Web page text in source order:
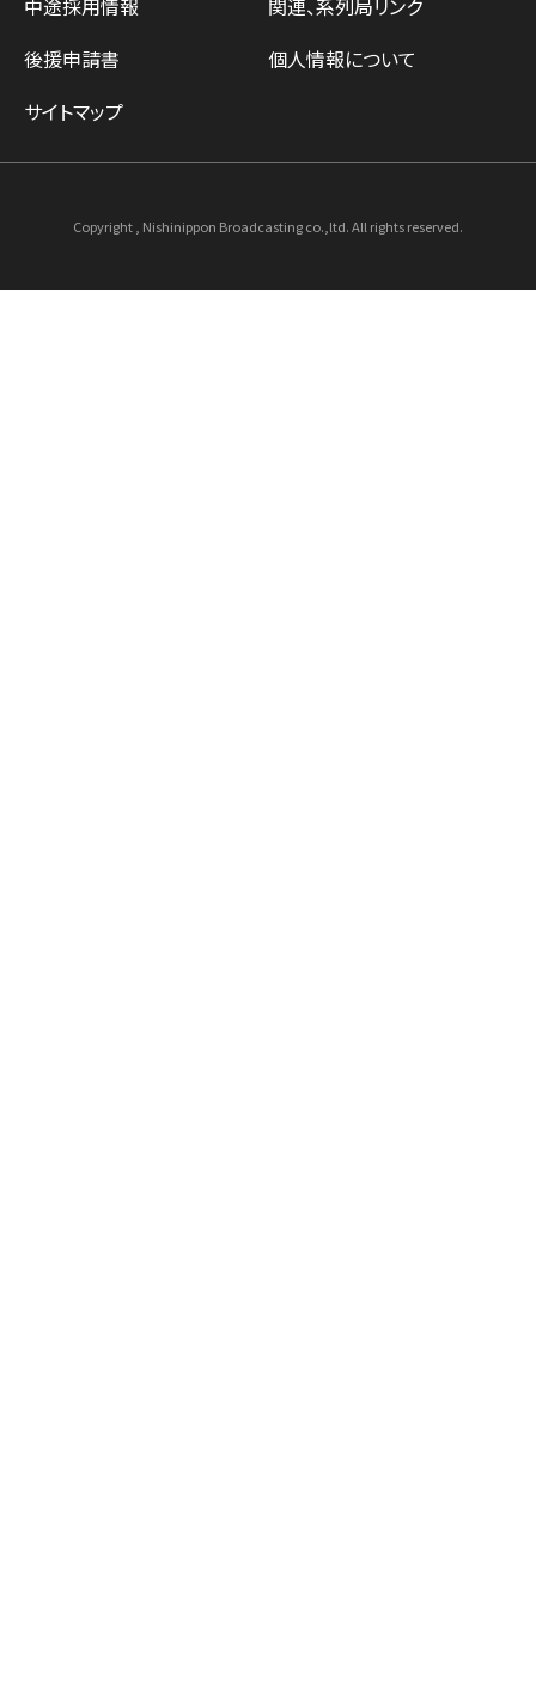
後援申請書
個人情報について
サイトマップ
Copyright , Nishinippon Broadcasting co.,ltd. All rights reserved.